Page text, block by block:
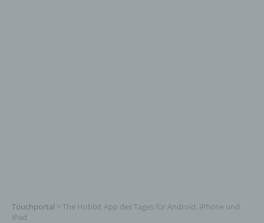
Touchportal > The Hobbit App des Tages für Android, iPhone und
iPad